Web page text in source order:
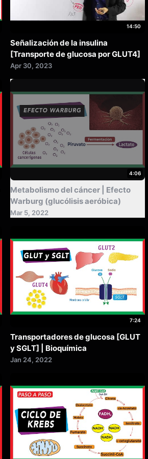
14:50
Señalización de la insulina
[Transporte de glucosa por GLUT4]
Apr 30, 2023
4:06
Summarize
Metabolismo del cáncer | Efecto
Warburg (glucólisis aeróbica)
Mar 5, 2022
7:24
Transportadores de glucosa [GLUT
y SGLT] | Bioquímica
Jan 24, 2022